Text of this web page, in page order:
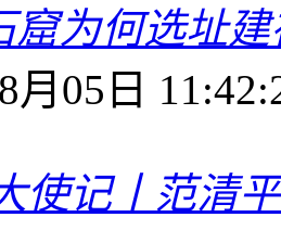
窟为何选址
月05日
使记丨范清